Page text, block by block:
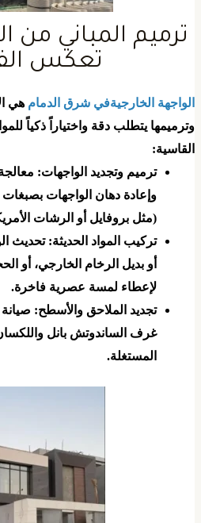
​ترميم المباني من
تعكس
الخارجيةفي شرق الدمامهي
يتطلب دقة واختياراً ذكياً
​ترميم وتجديد الواجهات: معالجة
وإعادة دهان الواجهات
(مثل بروفايل أو الرشات
​تركيب المواد الحديثة: تحديث
أو بديل الرخام الخارجي، أو
لإعطاء لمسة عصرية فاخرة.
​تجديد الملاحق والأسطح: صيانة
غرف الساندوتش بانل واللكسان
المستغلة.